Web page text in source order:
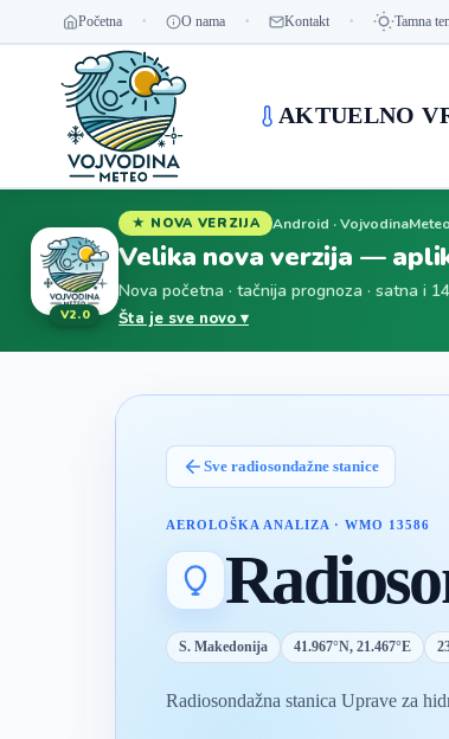
Početna O nama Kontakt Tamna
AKTUELNO
V2.0
★ NOVA VERZIJA Android ·
Velika nova verzija —
Nova početna · tačnija prognoza · satna i
Šta je sve novo ▾
Sve radiosondažne stanice
AEROLOŠKA ANALIZA · WMO 13586
S. Makedonija 41.967°N, 21.467°E
Radiosondažna stanica Uprave za